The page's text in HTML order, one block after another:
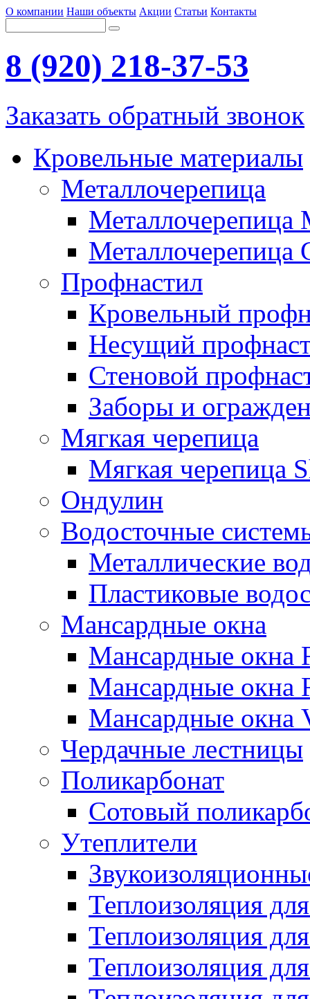
О компании Наши объекты Акции Статьи Контакты
8 (920) 218-37-53
Заказать обратный звонок
Кровельные материалы
Металлочерепица
Металлочерепица
Профнастил
Кровельный
Несущий
Стеновой
Заборы и
Мягкая черепица
Мягкая черепица
Ондулин
Водосточные
Металлические
Пластиковые
Мансардные окна
Мансардные окна
Мансардные окна
Мансардные окна
Чердачные лестницы
Поликарбонат
Сотовый
Утеплители
Теплоизоляция
Теплоизоляция
Теплоизоляция